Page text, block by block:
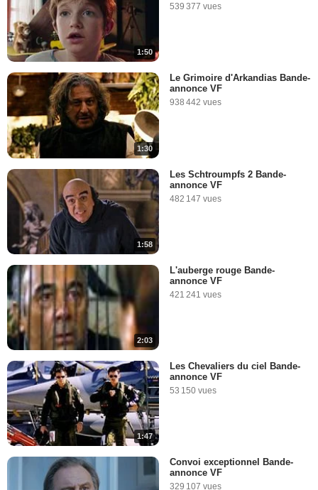
1:50
539 377 vues
1:30
Le Grimoire d'Arkandias Bande-
annonce VF
938 442 vues
1:58
Les Schtroumpfs 2 Bande-
annonce VF
482 147 vues
2:03
L'auberge rouge Bande-
annonce VF
421 241 vues
1:47
Les Chevaliers du ciel Bande-
annonce VF
53 150 vues
Convoi exceptionnel Bande-
annonce VF
329 107 vues